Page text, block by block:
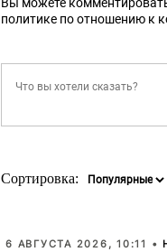
Вы можете
политике по отношению к
Сортировка:
6 АВГУСТА 2026, 10:11 •